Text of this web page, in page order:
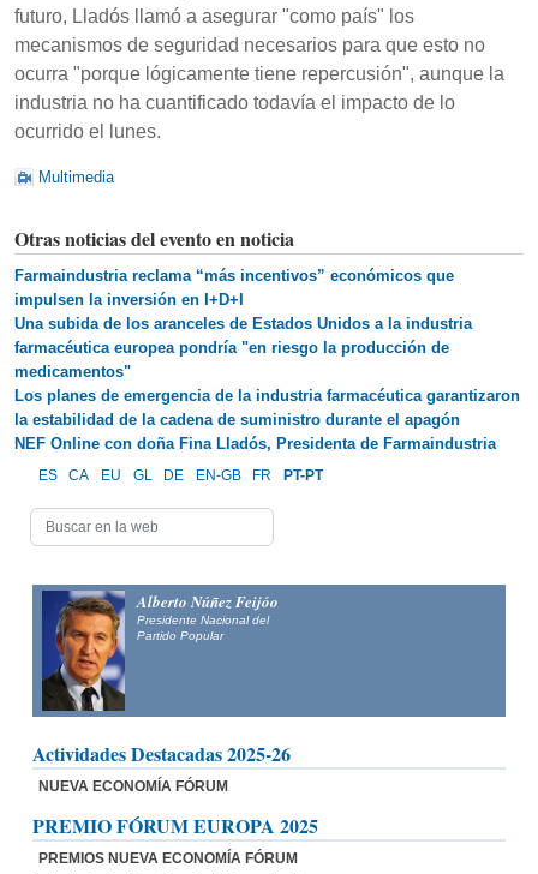
futuro, Lladós llamó a asegurar "como país" los
mecanismos de seguridad necesarios para que esto no
ocurra "porque lógicamente tiene repercusión", aunque la
industria no ha cuantificado todavía el impacto de lo
ocurrido el lunes.
Multimedia
Otras noticias del evento en noticia
Farmaindustria reclama “más incentivos” económicos que
impulsen la inversión en I+D+I
Una subida de los aranceles de Estados Unidos a la industria
farmacéutica europea pondría "en riesgo la producción de
medicamentos"
Los planes de emergencia de la industria farmacéutica garantizaron
la estabilidad de la cadena de suministro durante el apagón
NEF Online con doña Fina Lladós, Presidenta de Farmaindustria
ES CA EU GL DE EN-GB FR PT-PT
Alberto Núñez Feijóo
Presidente Nacional del
Partido Popular
Actividades Destacadas 2025-26
NUEVA ECONOMÍA FÓRUM
PREMIO FÓRUM EUROPA 2025
PREMIOS NUEVA ECONOMÍA FÓRUM